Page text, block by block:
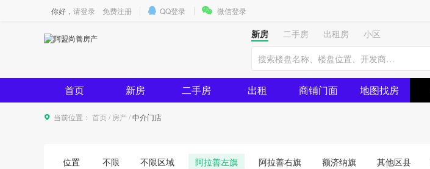
你好， 请登录 免费注册 QQ登录 微信登录
新房 二手房 出租房
小区
首页 新房 二手房 出租 商铺门面 地图找房
当前位置： 首页 / 房产/中介门店
位置 不限 不限区域 阿拉善左旗 阿拉善右旗 额济纳旗 其他区县